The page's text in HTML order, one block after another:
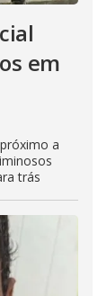
em
a
trás